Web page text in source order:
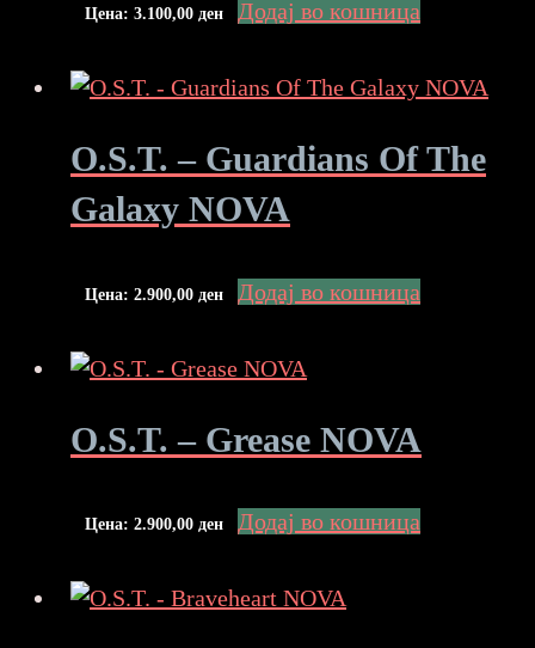
Цена: 3.100,00 ден Додај во кошница
O.S.T. – Guardians Of The
Galaxy NOVA
Цена: 2.900,00 ден Додај во кошница
O.S.T. – Grease NOVA
Цена: 2.900,00 ден Додај во кошница